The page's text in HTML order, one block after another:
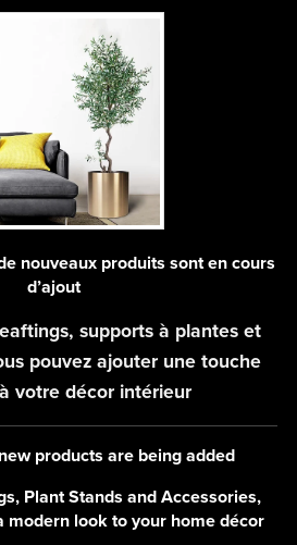
nouveaux produits sont en cours
d’ajout
supports à plantes et
pouvez ajouter une touche
votre décor intérieur
products are being added
Plant Stands and Accessories,
modern look to your home décor